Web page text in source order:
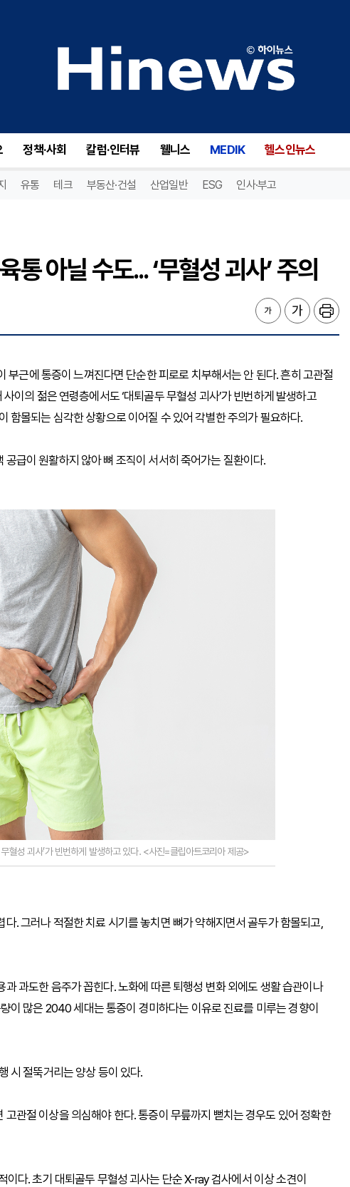
정책·사회 칼럼·인터뷰 웰니스 MEDIK 헬스인뉴스
유통 테크 부동산·건설 산업일반 ESG 인사·부고
아닐 수도... ‘무혈성 괴사’ 주의
근에 통증이 느껴진다면 단순한 피로로 치부해서는 안 된다. 흔히 고관절
이의 젊은 연령층에서도 ‘대퇴골두 무혈성 괴사’가 빈번하게 발생하고
함몰되는 심각한 상황으로 이어질 수 있어 각별한 주의가 필요하다.
급이 원활하지 않아 뼈 조직이 서서히 죽어가는 질환이다.
혈성 괴사’가 빈번하게 발생하고 있다. <사진=클립아트코리아 제공>
. 그러나 적절한 치료 시기를 놓치면 뼈가 약해지면서 골두가 함몰되고,
과도한 음주가 꼽힌다. 노화에 따른 퇴행성 변화 외에도 생활 습관이나
이 많은 2040 세대는 통증이 경미하다는 이유로 진료를 미루는 경향이
시 절뚝거리는 양상 등이 있다.
관절 이상을 의심해야 한다. 통증이 무릎까지 뻗치는 경우도 있어 정확한
다. 초기 대퇴골두 무혈성 괴사는 단순 X-ray 검사에서 이상 소견이